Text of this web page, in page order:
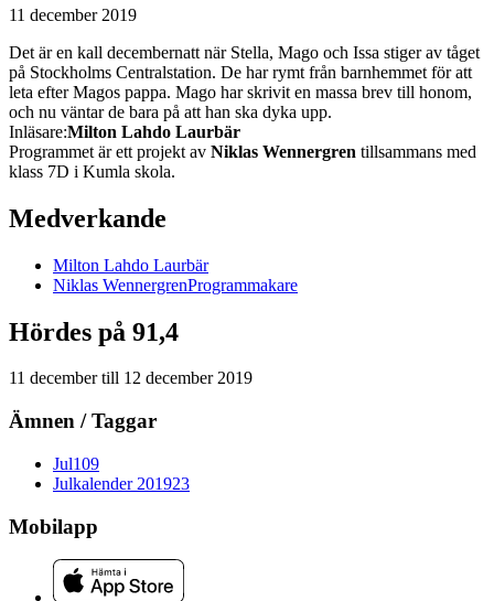
11 december 2019
Det är en kall decembernatt när Stella, Mago och Issa stiger av tåget
på Stockholms Centralstation. De har rymt från barnhemmet för att
leta efter Magos pappa. Mago har skrivit en massa brev till honom,
och nu väntar de bara på att han ska dyka upp.
Inläsare:Milton Lahdo Laurbär
Programmet är ett projekt av Niklas Wennergren tillsammans med
klass 7D i Kumla skola.
Medverkande
Milton Lahdo Laurbär
Niklas WennergrenProgrammakare
Hördes på 91,4
11 decembertill 12 december 2019
Ämnen / Taggar
Jul109
Julkalender 201923
Mobilapp